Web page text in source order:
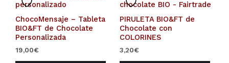
ChocoMensaje – Tableta
BIO&FT de Chocolate
Personalizada
19,00€
PIRULETA BIO&FT de
Chocolate con
COLORINES
3,20€